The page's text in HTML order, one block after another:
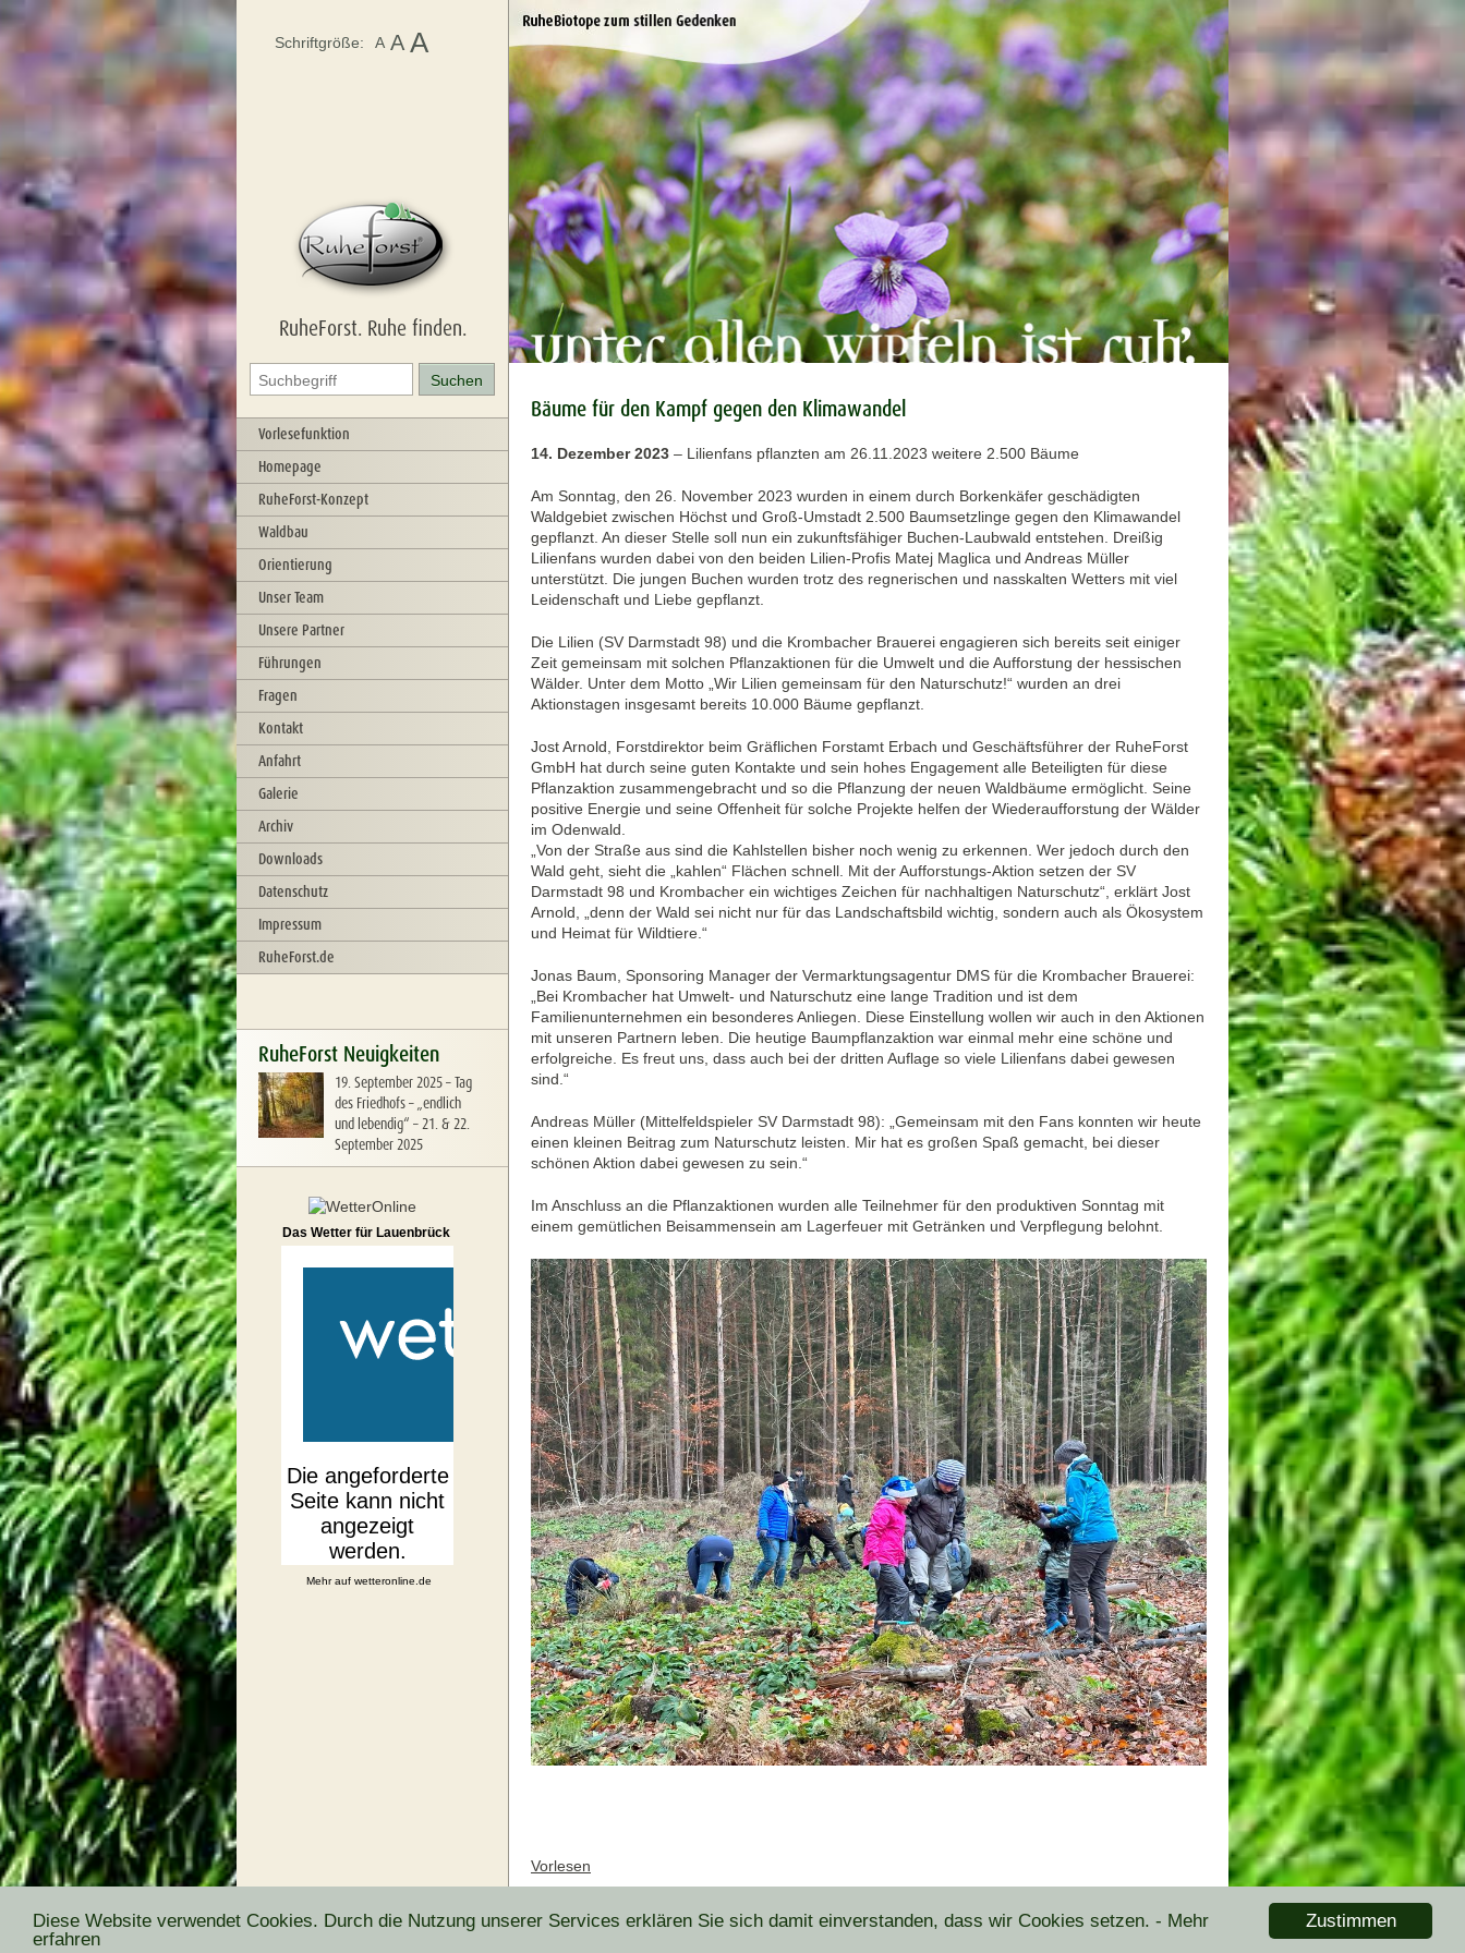
Zustimmen
Diese Website verwendet Cookies. Durch die Nutzung unserer Services erklären Sie sich damit einverstanden, dass wir Cookies setzen. - Mehr
erfahren
RuheForst. Ruhe finden.
Vorlesefunktion
Homepage
RuheForst-Konzept
Waldbau
Orientierung
Unser Team
Unsere Partner
Führungen
Fragen
Kontakt
Anfahrt
Galerie
Archiv
Downloads
Datenschutz
Impressum
RuheForst.de
RuheForst Neuigkeiten
19. September 2025–Tag
des Friedhofs – „endlich
und lebendig“ – 21. & 22.
September 2025
Schriftgröße: A A A
Das Wetter für Lauenbrück
Mehr auf wetteronline.de
Bäume für den Kampf gegen den Klimawandel
14. Dezember 2023 – Lilienfans pflanzten am 26.11.2023 weitere 2.500 Bäume
Am Sonntag, den 26. November 2023 wurden in einem durch Borkenkäfer geschädigten
Waldgebiet zwischen Höchst und Groß-Umstadt 2.500 Baumsetzlinge gegen den Klimawandel
gepflanzt. An dieser Stelle soll nun ein zukunftsfähiger Buchen-Laubwald entstehen. Dreißig
Lilienfans wurden dabei von den beiden Lilien-Profis Matej Maglica und Andreas Müller
unterstützt. Die jungen Buchen wurden trotz des regnerischen und nasskalten Wetters mit viel
Leidenschaft und Liebe gepflanzt.
Die Lilien (SV Darmstadt 98) und die Krombacher Brauerei engagieren sich bereits seit einiger
Zeit gemeinsam mit solchen Pflanzaktionen für die Umwelt und die Aufforstung der hessischen
Wälder. Unter dem Motto „Wir Lilien gemeinsam für den Naturschutz!“ wurden an drei
Aktionstagen insgesamt bereits 10.000 Bäume gepflanzt.
Jost Arnold, Forstdirektor beim Gräflichen Forstamt Erbach und Geschäftsführer der RuheForst
GmbH hat durch seine guten Kontakte und sein hohes Engagement alle Beteiligten für diese
Pflanzaktion zusammengebracht und so die Pflanzung der neuen Waldbäume ermöglicht. Seine
positive Energie und seine Offenheit für solche Projekte helfen der Wiederaufforstung der Wälder
im Odenwald.
„Von der Straße aus sind die Kahlstellen bisher noch wenig zu erkennen. Wer jedoch durch den
Wald geht, sieht die „kahlen“ Flächen schnell. Mit der Aufforstungs-Aktion setzen der SV
Darmstadt 98 und Krombacher ein wichtiges Zeichen für nachhaltigen Naturschutz“, erklärt Jost
Arnold, „denn der Wald sei nicht nur für das Landschaftsbild wichtig, sondern auch als Ökosystem
und Heimat für Wildtiere.“
Jonas Baum, Sponsoring Manager der Vermarktungsagentur DMS für die Krombacher Brauerei:
„Bei Krombacher hat Umwelt- und Naturschutz eine lange Tradition und ist dem
Familienunternehmen ein besonderes Anliegen. Diese Einstellung wollen wir auch in den Aktionen
mit unseren Partnern leben. Die heutige Baumpflanzaktion war einmal mehr eine schöne und
erfolgreiche. Es freut uns, dass auch bei der dritten Auflage so viele Lilienfans dabei gewesen
sind.“
Andreas Müller (Mittelfeldspieler SV Darmstadt 98): „Gemeinsam mit den Fans konnten wir heute
einen kleinen Beitrag zum Naturschutz leisten. Mir hat es großen Spaß gemacht, bei dieser
schönen Aktion dabei gewesen zu sein.“
Im Anschluss an die Pflanzaktionen wurden alle Teilnehmer für den produktiven Sonntag mit
einem gemütlichen Beisammensein am Lagerfeuer mit Getränken und Verpflegung belohnt.
Vorlesen